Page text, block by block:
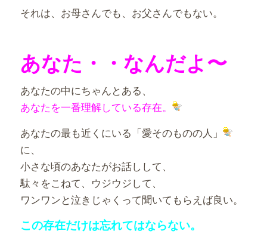
それは、お母さんでも、お父さんでもない。
あなた・・なんだよ〜
あなたの中にちゃんとある、
あなたを一番理解している存在。
あなたの最も近くにいる「愛そのものの人」
に、
小さな頃のあなたがお話しして、
駄々をこねて、ウジウジして、
ワンワンと泣きじゃくって聞いてもらえば良い。
この存在だけは忘れてはならない。